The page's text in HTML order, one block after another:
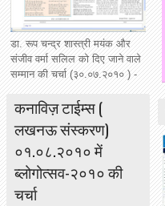
डा. रूप चन्द्र शास्त्री मयंक और
संजीव वर्मा सलिल को दिए जाने वाले
सम्मान की चर्चा (३०.०७.२०१० ) -
कनाविज़ टाईम्स (
लखनऊ संस्करण)
०१.०८.२०१० में
ब्लोगोत्सव-२०१० की
चर्चा